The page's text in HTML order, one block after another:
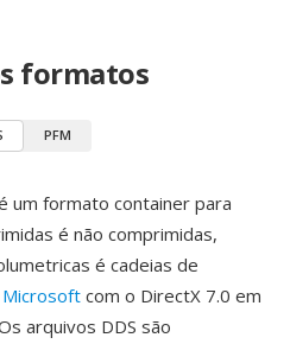
formatos
PFM
um formato container para
é não comprimidas,
é cadeias de
Microsoft com o DirectX 7.0 em
arquivos DDS são